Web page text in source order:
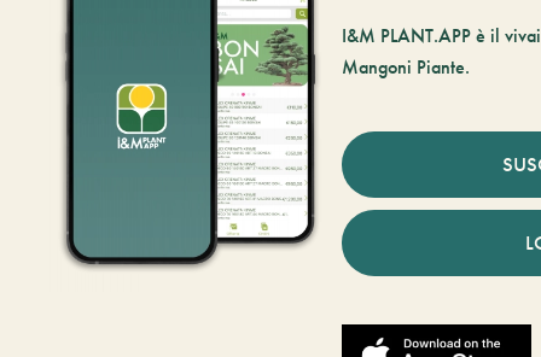
I&M PLANT.APP è il
Mangoni Piante.